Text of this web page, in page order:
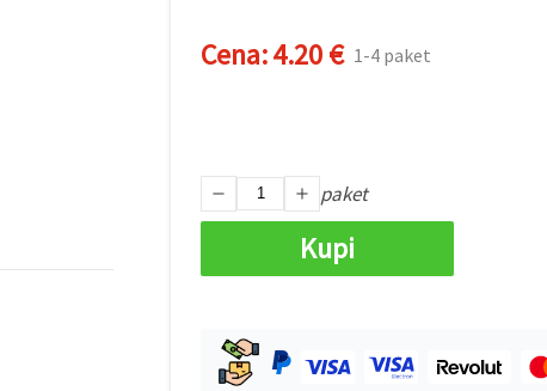
Cena:4.20 € 1-4 paket
paket
Kupi